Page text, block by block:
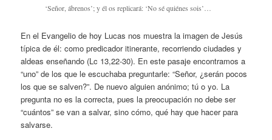
‘Señor, ábrenos’; y él os replicará: ‘No sé quiénes sois’…
En el Evangelio de hoy Lucas nos muestra la imagen de Jesús
típica de él: como predicador itinerante, recorriendo ciudades y
aldeas enseñando (Lc 13,22-30). En este pasaje encontramos a
“uno” de los que le escuchaba preguntarle: “Señor, ¿serán pocos
los que se salven?”. De nuevo alguien anónimo; tú o yo. La
pregunta no es la correcta, pues la preocupación no debe ser
“cuántos” se van a salvar, sino cómo, qué hay que hacer para
salvarse.